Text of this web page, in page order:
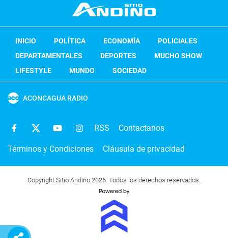
INICIO POLÍTICA ECONOMÍA
POLICIALES
DEPARTAMENTALES
DEPORTES
MUCHO SHOW
LIFESTYLE
MUNDO SOCIEDAD
ACONCAGUA RADIO
RSS Contactanos
Términos y Condiciones Cláusula de privacidad
Copyright Sitio Andino 2026. Todos los derechos reservados.